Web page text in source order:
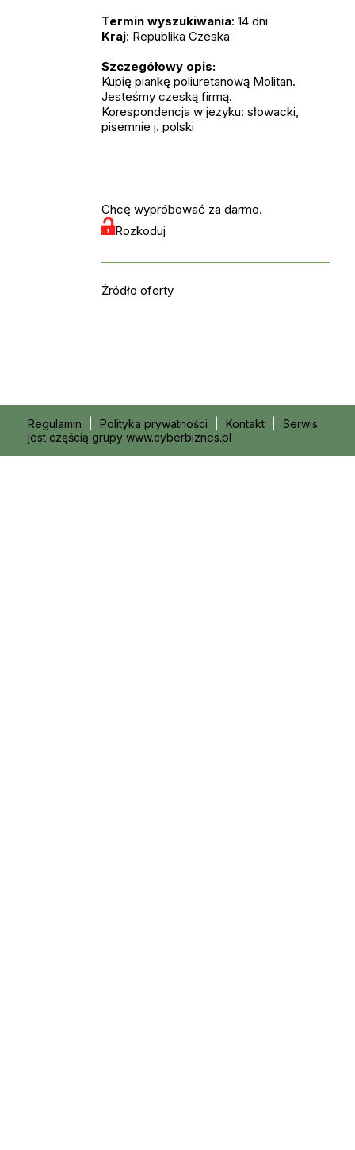
Termin wyszukiwania: 14 dni
Kraj: Republika Czeska
Szczegółowy opis:
Kupię piankę poliuretanową Molitan.
Jesteśmy czeską firmą.
Korespondencja w jezyku: słowacki,
pisemnie j. polski
Chcę wypróbować za darmo.
Rozkoduj
Źródło oferty
Regulamin Polityka prywatności Kontakt
Serwis
jest częścią grupy www.cyberbiznes.pl